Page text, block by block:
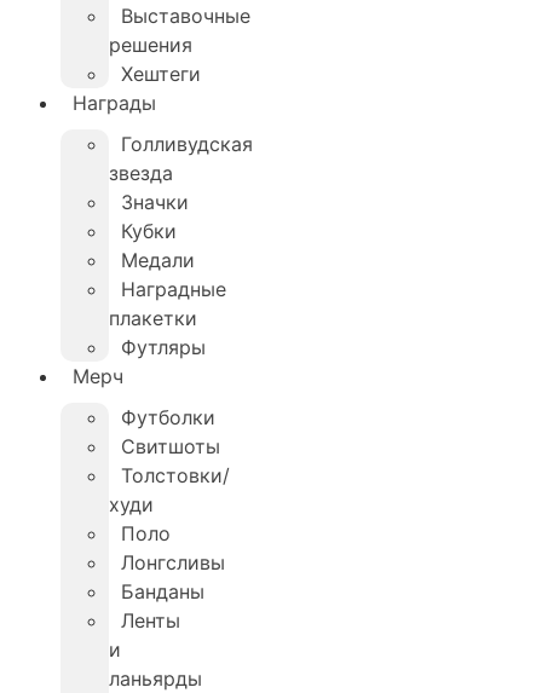
Выставочные
решения
Хештеги
Награды
Голливудская
звезда
Значки
Кубки
Медали
Наградные
плакетки
Футляры
Мерч
Футболки
Свитшоты
Толстовки/
худи
Поло
Лонгсливы
Банданы
Ленты
и
ланьярды